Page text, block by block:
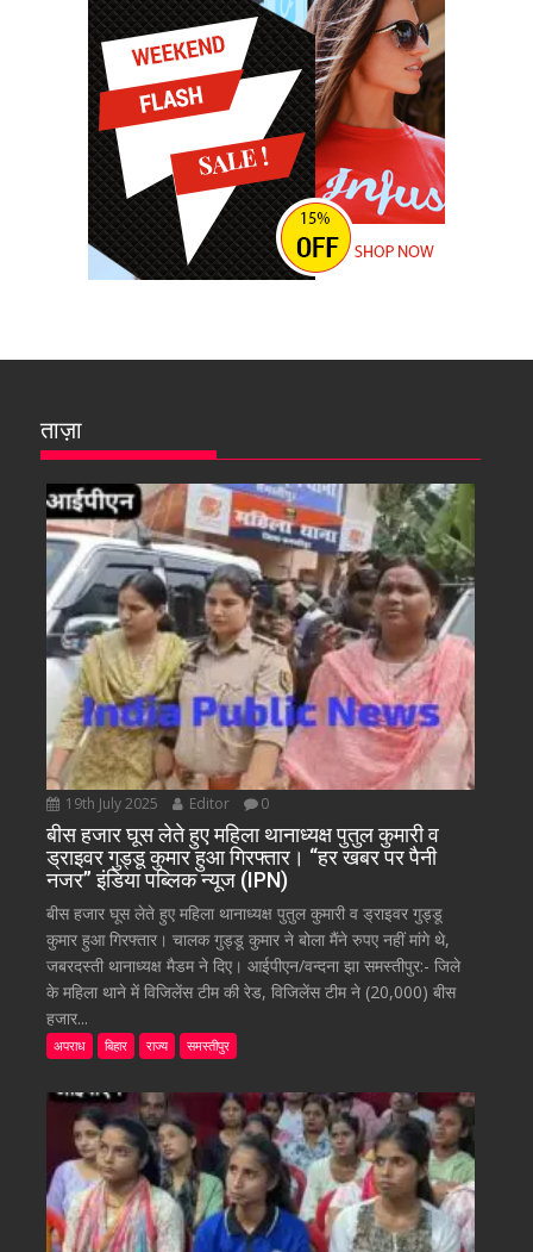
ताज़ा
19th July 2025 Editor 0
बीस हजार घूस लेते हुए महिला थानाध्यक्ष पुतुल कुमारी व
ड्राइवर गुड्डू कुमार हुआ गिरफ्तार। “हर खबर पर पैनी
नजर” इंडिया पब्लिक न्यूज (IPN)
बीस हजार घूस लेते हुए महिला थानाध्यक्ष पुतुल कुमारी व ड्राइवर गुड्डू
कुमार हुआ गिरफ्तार। चालक गुड्डू कुमार ने बोला मैंने रुपए नहीं मांगे थे,
जबरदस्ती थानाध्यक्ष मैडम ने दिए। आईपीएन/वन्दना झा समस्तीपुर:- जिले
के महिला थाने में विजिलेंस टीम की रेड, विजिलेंस टीम ने (20,000) बीस
हजार...
अपराध बिहार राज्य समस्तीपुर